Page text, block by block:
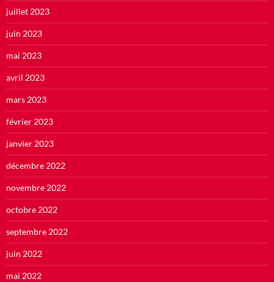
juillet 2023
juin 2023
mai 2023
avril 2023
mars 2023
février 2023
janvier 2023
décembre 2022
novembre 2022
octobre 2022
septembre 2022
juin 2022
mai 2022